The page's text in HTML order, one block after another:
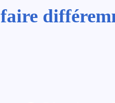
faire